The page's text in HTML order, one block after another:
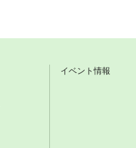
イベント情報